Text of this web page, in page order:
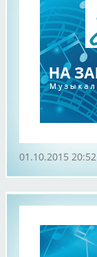
01.10.2015 20:52